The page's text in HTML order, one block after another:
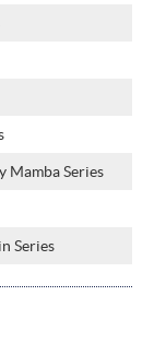
Mamba Series
Series